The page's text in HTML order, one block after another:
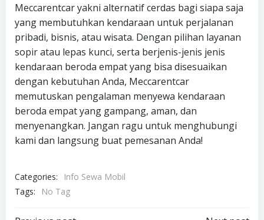
Meccarentcar yakni alternatif cerdas bagi siapa saja
yang membutuhkan kendaraan untuk perjalanan
pribadi, bisnis, atau wisata. Dengan pilihan layanan
sopir atau lepas kunci, serta berjenis-jenis jenis
kendaraan beroda empat yang bisa disesuaikan
dengan kebutuhan Anda, Meccarentcar
memutuskan pengalaman menyewa kendaraan
beroda empat yang gampang, aman, dan
menyenangkan. Jangan ragu untuk menghubungi
kami dan langsung buat pemesanan Anda!
Categories:
Info Sewa Mobil
Tags:
No Tag